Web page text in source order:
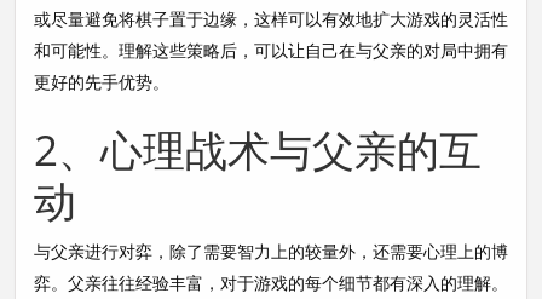
或尽量避免将棋子置于边缘，这样可以有效地扩大游戏的灵活性
和可能性。理解这些策略后，可以让自己在与父亲的对局中拥有
更好的先手优势。
2、心理战术与父亲的互
动
与父亲进行对弈，除了需要智力上的较量外，还需要心理上的博
弈。父亲往往经验丰富，对于游戏的每个细节都有深入的理解。